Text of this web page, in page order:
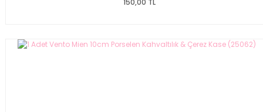
150,00 TL